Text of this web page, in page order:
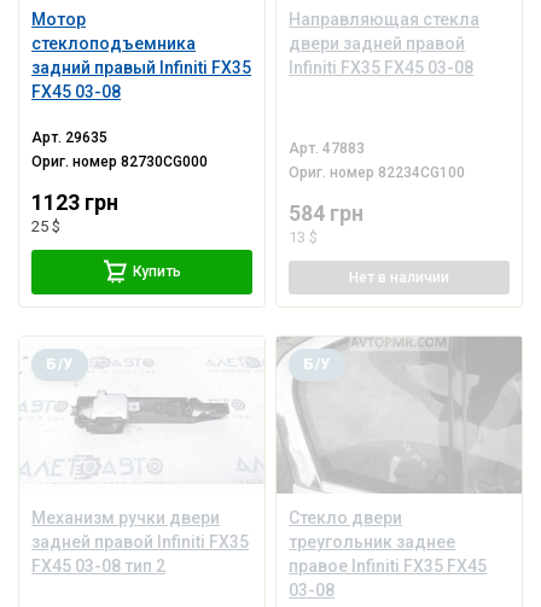
Мотор
стеклоподъемника
задний правый Infiniti FX35
FX45 03-08
Арт. 29635
Ориг. номер82730CG000
1123 грн
25 $
Купить
Направляющая стекла
двери задней правой
Infiniti FX35 FX45 03-08
Арт.47883
Ориг. номер 82234CG100
584 грн
13 $
Нет в наличии
Механизм ручки двери
задней правой Infiniti FX35
FX45 03-08 тип 2
Б/У
Стекло двери
треугольник заднее
правое Infiniti FX35 FX45
03-08
Б/У